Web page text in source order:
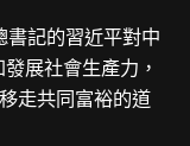
書記的習近平對中
展社會生產力，
走共同富裕的道